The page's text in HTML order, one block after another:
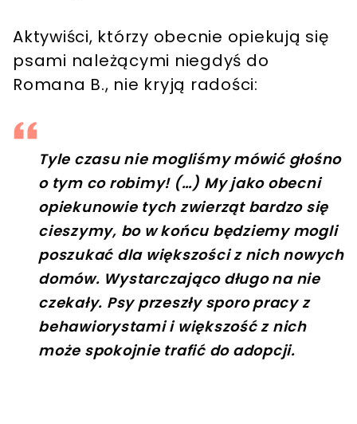
Aktywiści, którzy obecnie opiekują się
psami należącymi niegdyś do
Romana B., nie kryją radości:
Tyle czasu nie mogliśmy mówić głośno
o tym co robimy! (…) My jako obecni
opiekunowie tych zwierząt bardzo się
cieszymy, bo w końcu będziemy mogli
poszukać dla większości z nich nowych
domów. Wystarczająco długo na nie
czekały. Psy przeszły sporo pracy z
behawiorystami i większość z nich
może spokojnie trafić do adopcji.